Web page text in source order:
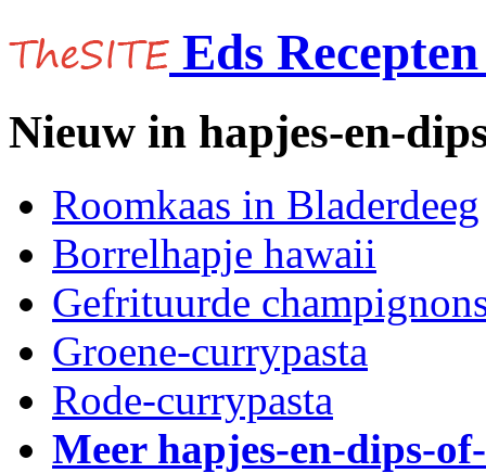
Eds
Nieuw in hapjes-en-
Roomkaas in Bladerdeeg
Borrelhapje hawaii
Gefrituurde
Groene-currypasta
Rode-currypasta
Meer hapjes-en-dips-